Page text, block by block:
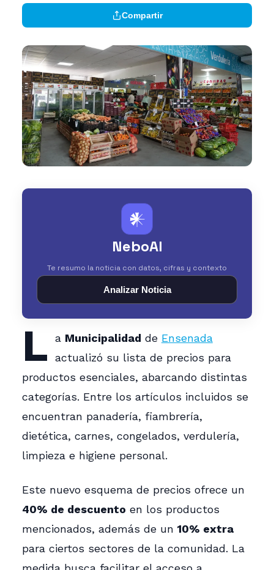
Compartir
𒀭
NeboAI
Te resumo la noticia con datos, cifras y contexto
Analizar Noticia
L a Municipalidad de Ensenada
actualizó su lista de precios para
productos esenciales, abarcando distintas
categorías. Entre los artículos incluidos se
encuentran panadería, fiambrería,
dietética, carnes, congelados, verdulería,
limpieza e higiene personal.
Este nuevo esquema de precios ofrece un
40% de descuento en los productos
mencionados, además de un 10% extra
para ciertos sectores de la comunidad. La